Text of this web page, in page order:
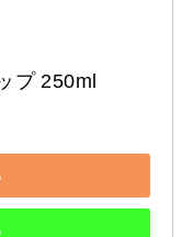
プ 250ml